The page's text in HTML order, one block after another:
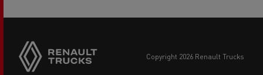
copyright 2026 Renault Trucks